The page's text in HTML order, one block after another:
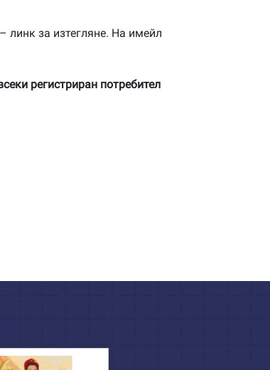
линк за изтегляне. На имейл
регистриран потребител